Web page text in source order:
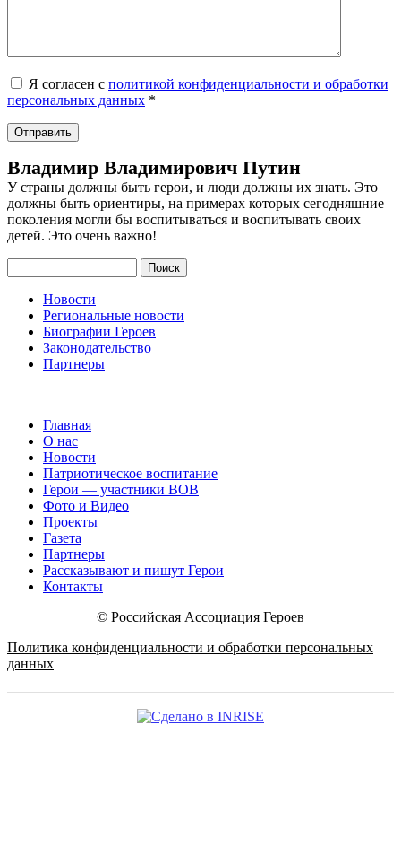
Я согласен с политикой конфиденциальности и обработки
персональных данных *
Владимир Владимирович Путин
У страны должны быть герои, и люди должны их знать. Это
должны быть ориентиры, на примерах которых сегодняшние
поколения могли бы воспитываться и воспитывать своих
детей. Это очень важно!
Поиск
Новости
Региональные новости
Биографии Героев
Законодательство
Партнеры
Главная
О нас
Новости
Патриотическое воспитание
Герои — участники ВОВ
Фото и Видео
Проекты
Газета
Партнеры
Рассказывают и пишут Герои
Контакты
© Российская Ассоциация Героев
Политика конфиденциальности и обработки персональных
данных